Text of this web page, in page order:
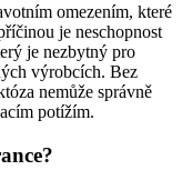
omezením, které
je neschopnost
je nezbytný pro
výrobcích. Bez
nemůže správně
potížím.